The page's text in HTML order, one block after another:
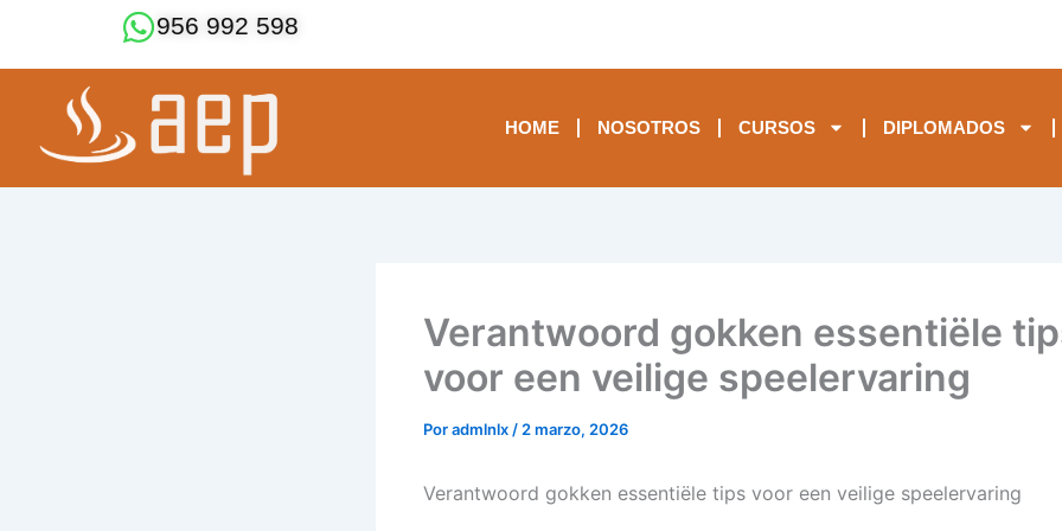
contenido
956 992 598
HOME NOSOTROS CURSOS DIPLOMADOS
Verantwoord gokken essentiële
voor een veilige speelervaring
Poradmlnlx / 2 marzo, 2026
Verantwoord gokken essentiële tips voor een veilige speelervaring